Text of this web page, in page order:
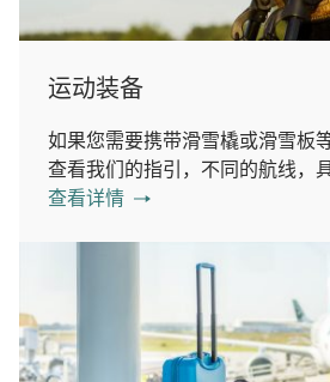
运动装备
如果您需要携带滑雪橇或滑雪板
查看我们的指引，不同的航线，
查看详情